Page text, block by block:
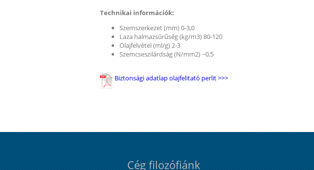
Technikai információk:
Szemszerkezet (mm) 0-3,0
Laza halmazsűrűség (kg/m3) 80-120
Olajfelvétel (ml/g) 2-3
Szemcseszilárdság (N/mm2) ~0,5
Biztonsági adatlap olajfelitató perlit >>>
Cég filozófiánk